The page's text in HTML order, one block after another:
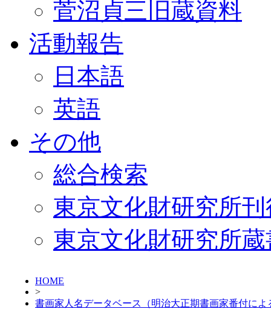
菅沼貞三旧蔵資料
活動報告
日本語
英語
その他
総合検索
東京文化財研究所
東京文化財研究所
HOME
>
書画家人名データベース（明治大正期書画家番付によ